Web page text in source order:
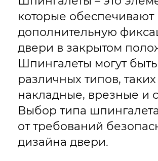
которые обеспечивают
дополнительную
двери в закрытом
Шпингалеты могут быть
различных типов, таких
накладные, врезные и
Выбор типа
от требований
дизайна двери.